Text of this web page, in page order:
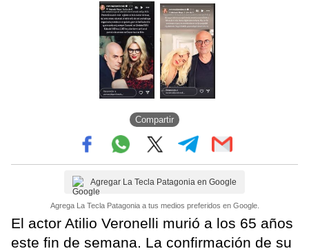
Compartir
Agregar La Tecla Patagonia en Google
Agrega La Tecla Patagonia a tus medios preferidos en Google.
El actor Atilio Veronelli murió a los 65 años
este fin de semana. La confirmación de su